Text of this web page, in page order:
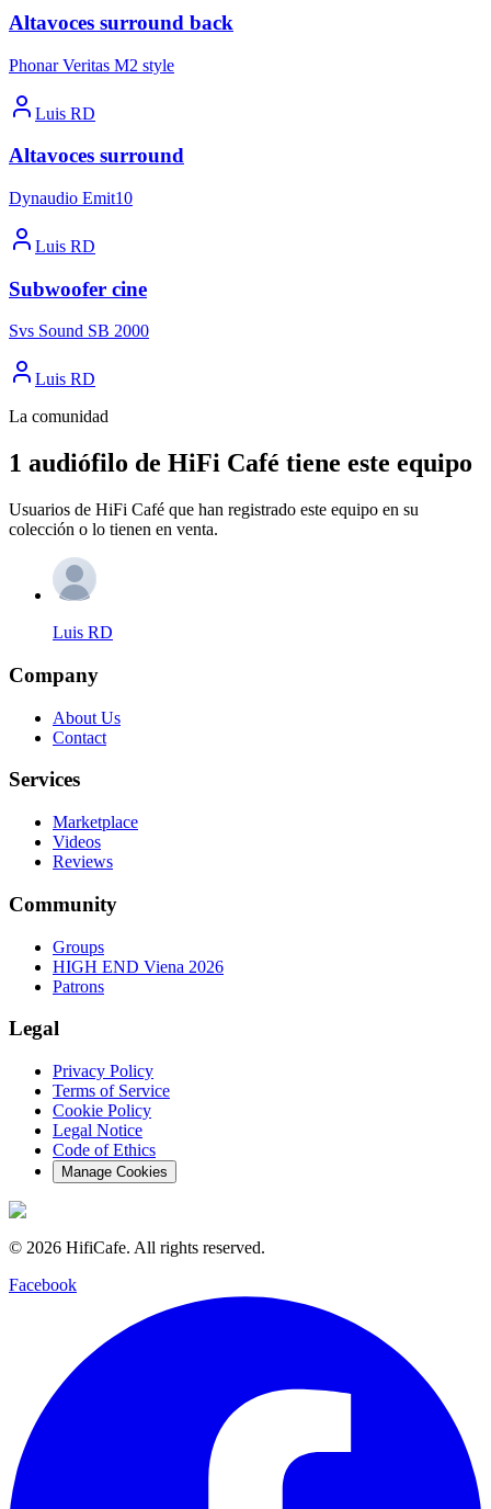
Altavoces surround back
Phonar Veritas M2 style
Luis RD
Altavoces surround
Dynaudio Emit10
Luis RD
Subwoofer cine
Svs Sound SB 2000
Luis RD
La comunidad
1 audiófilo de HiFi Café tiene este equipo
Usuarios de HiFi Café que han registrado este equipo en su
colección o lo tienen en venta.
Luis RD
Company
About Us
Contact
Services
Marketplace
Videos
Reviews
Community
Groups
HIGH END Viena 2026
Patrons
Legal
Privacy Policy
Terms of Service
Cookie Policy
Legal Notice
Code of Ethics
Manage Cookies
© 2026 HifiCafe. All rights reserved.
Facebook